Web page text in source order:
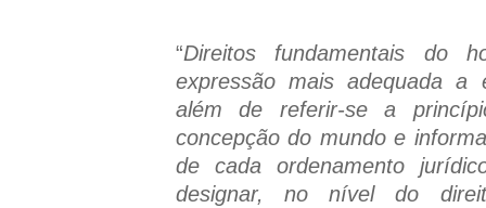
“Direitos fundamentais do
expressão mais adequada a
além de referir-se a
concepção do mundo e
de cada ordenamento
designar, no nível do